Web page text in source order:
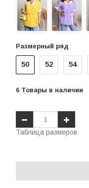
50 52 54
6 Товары в наличии
Таблица размеров